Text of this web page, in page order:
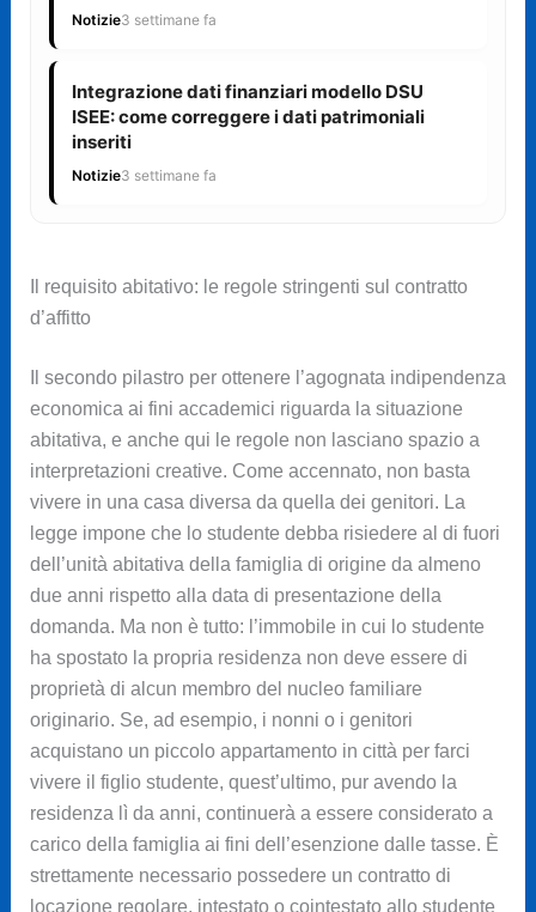
Notizie3 settimane fa
Integrazione dati finanziari modello DSU
ISEE: come correggere i dati patrimoniali
inseriti
Notizie3 settimane fa
Il requisito abitativo: le regole stringenti sul contratto
d’affitto
Il secondo pilastro per ottenere l’agognata indipendenza
economica ai fini accademici riguarda la situazione
abitativa, e anche qui le regole non lasciano spazio a
interpretazioni creative. Come accennato, non basta
vivere in una casa diversa da quella dei genitori. La
legge impone che lo studente debba risiedere al di fuori
dell’unità abitativa della famiglia di origine da almeno
due anni rispetto alla data di presentazione della
domanda. Ma non è tutto: l’immobile in cui lo studente
ha spostato la propria residenza non deve essere di
proprietà di alcun membro del nucleo familiare
originario. Se, ad esempio, i nonni o i genitori
acquistano un piccolo appartamento in città per farci
vivere il figlio studente, quest’ultimo, pur avendo la
residenza lì da anni, continuerà a essere considerato a
carico della famiglia ai fini dell’esenzione dalle tasse. È
strettamente necessario possedere un contratto di
locazione regolare, intestato o cointestato allo studente